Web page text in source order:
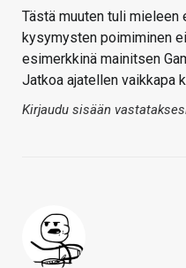
Tästä muuten tuli mieleen
kysymysten poimiminen
esimerkkinä mainitsen
Jatkoa ajatellen vaikkapa
Kirjaudu sisään